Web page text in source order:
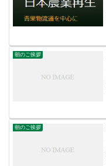
朝のご挨拶
朝のご挨拶